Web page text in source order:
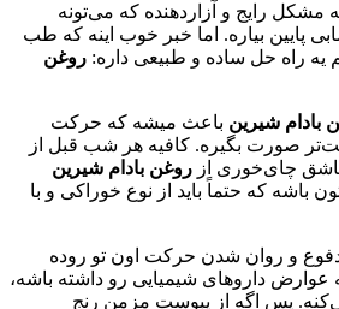
رایج و آزاردهنده که می‌تونه
پایین بیاره. اما خبر خوب اینه که طب
راه حل ساده و طبیعی داره: روغن
بادام شیرین باعث میشه که حرکت
صورت بگیره. کافیه هر شب قبل از
چای‌خوری از روغن بادام شیرین
باشه که حتماً باید از نوع خوراکی و با
و روان شدن حرکت اون تو روده
داروهای شیمیایی رو داشته باشه،
پس اگه از یبوست مزمن رنج